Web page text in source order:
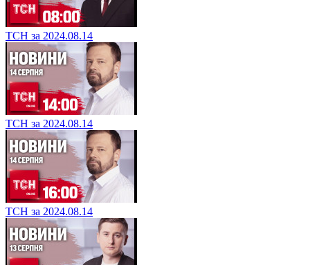
ТСН за 2024.08.14
ТСН за 2024.08.14
ТСН за 2024.08.14